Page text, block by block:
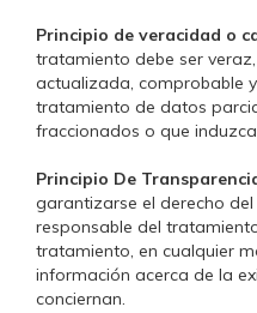
Principio de veracidad o
tratamiento debe ser
actualizada, comprobable
tratamiento de datos
fraccionados o que
Principio De
garantizarse el derecho
responsable del
tratamiento, en cualquier
información acerca de la
conciernan.